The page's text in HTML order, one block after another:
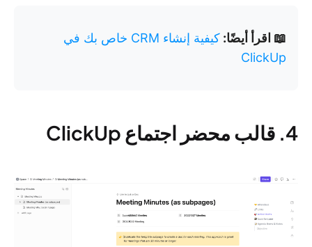
📖 اقرأ أيضًا:
كيفية إنشاء CRM خاص بك في
ClickUp
4. قالب محضر اجتماع ClickUp